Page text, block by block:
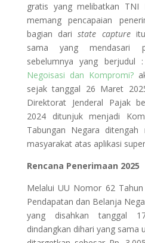
gratis yang melibatkan TNI
memang pencapaian
bagian daristate captureitu
sama yang mendasari
sebelumnya yang
Negoisasi dan Kompromi?
sejak tanggal 26 Maret
Direktorat Jenderal Pajak
2024 ditunjuk menjadi
Tabungan Negara ditengah
masyarakat atas aplikasi
Rencana Penerimaan 2025
Melalui UU Nomor 62
Pendapatan dan Belanja
yang disahkan tanggal
dindangkan dihari yang sama